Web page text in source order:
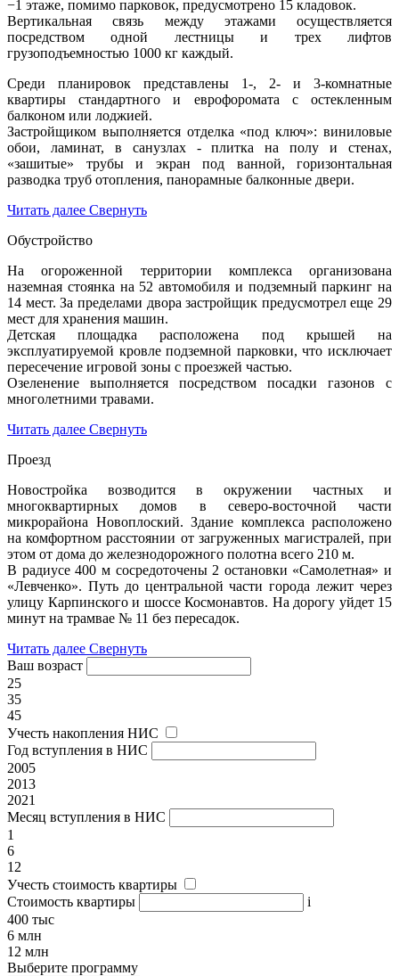
−1 этаже, помимо парковок, предусмотрено 15 кладовок.
Вертикальная связь между этажами осуществляется
посредством одной лестницы и трех лифтов
грузоподъемностью 1000 кг каждый.
Среди планировок представлены 1-, 2- и 3-комнатные
квартиры стандартного и еврофоромата с остекленным
балконом или лоджией.
Застройщиком выполняется отделка «под ключ»: виниловые
обои, ламинат, в санузлах - плитка на полу и стенах,
«зашитые» трубы и экран под ванной, горизонтальная
разводка труб отопления, панорамные балконные двери.
Читать далее Свернуть
Обустройство
На огороженной территории комплекса организована
наземная стоянка на 52 автомобиля и подземный паркинг на
14 мест. За пределами двора застройщик предусмотрел еще 29
мест для хранения машин.
Детская площадка расположена под крышей на
эксплуатируемой кровле подземной парковки, что исключает
пересечение игровой зоны с проезжей частью.
Озеленение выполняется посредством посадки газонов с
многолетними травами.
Читать далее Свернуть
Проезд
Новостройка возводится в окружении частных и
многоквартирных домов в северо-восточной части
микрорайона Новоплоский. Здание комплекса расположено
на комфортном расстоянии от загруженных магистралей, при
этом от дома до железнодорожного полотна всего 210 м.
В радиусе 400 м сосредоточены 2 остановки «Самолетная» и
«Левченко». Путь до центральной части города лежит через
улицу Карпинского и шоссе Космонавтов. На дорогу уйдет 15
минут на трамвае № 11 без пересадок.
Читать далее Свернуть
Ваш возраст
25
35
45
Учесть накопления НИС
Год вступления в НИС
2005
2013
2021
Месяц вступления в НИС
1
6
12
Учесть стоимость квартиры
Стоимость квартиры
i
400 тыс
6 млн
12 млн
Выберите программу